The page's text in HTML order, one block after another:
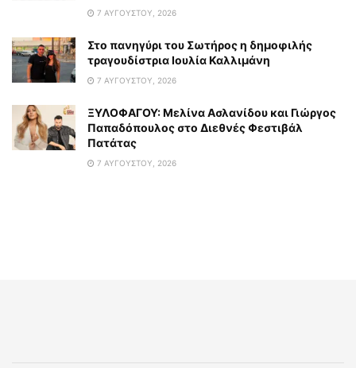
7 ΑΥΓΟΎΣΤΟΥ, 2026
Στο πανηγύρι του Σωτήρος η δημοφιλής
τραγουδίστρια Ιουλία Καλλιμάνη
7 ΑΥΓΟΎΣΤΟΥ, 2026
ΞΥΛΟΦΑΓΟΥ: Μελίνα Ασλανίδου και Γιώργος
Παπαδόπουλος στο Διεθνές Φεστιβάλ
Πατάτας
7 ΑΥΓΟΎΣΤΟΥ, 2026